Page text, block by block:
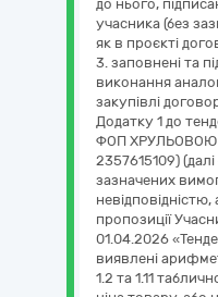
до нього,
учасника (без
як в проєкті
3. заповнені та
виконання
закупівлі
Додатку 1 до
ФОП ХРУЛЬОВОЮ
2357615109)
зазначених
невідповідністю,
пропозиції
01.04.2026
виявлені
1.2 та 1.11